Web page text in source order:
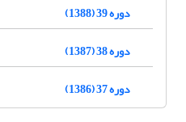
دوره 39 (1388)
دوره 38 (1387)
دوره 37 (1386)